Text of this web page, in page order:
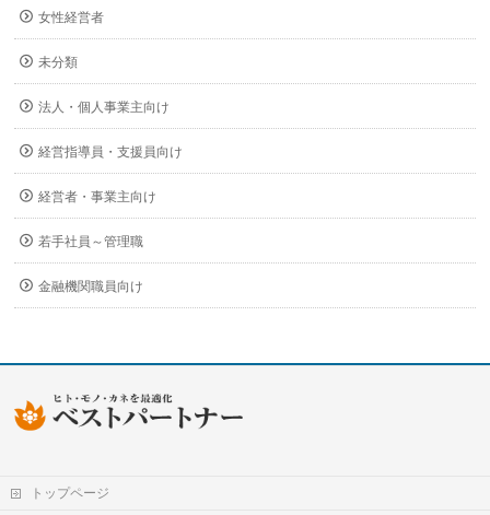
女性経営者
未分類
法人・個人事業主向け
経営指導員・支援員向け
経営者・事業主向け
若手社員～管理職
金融機関職員向け
トップページ